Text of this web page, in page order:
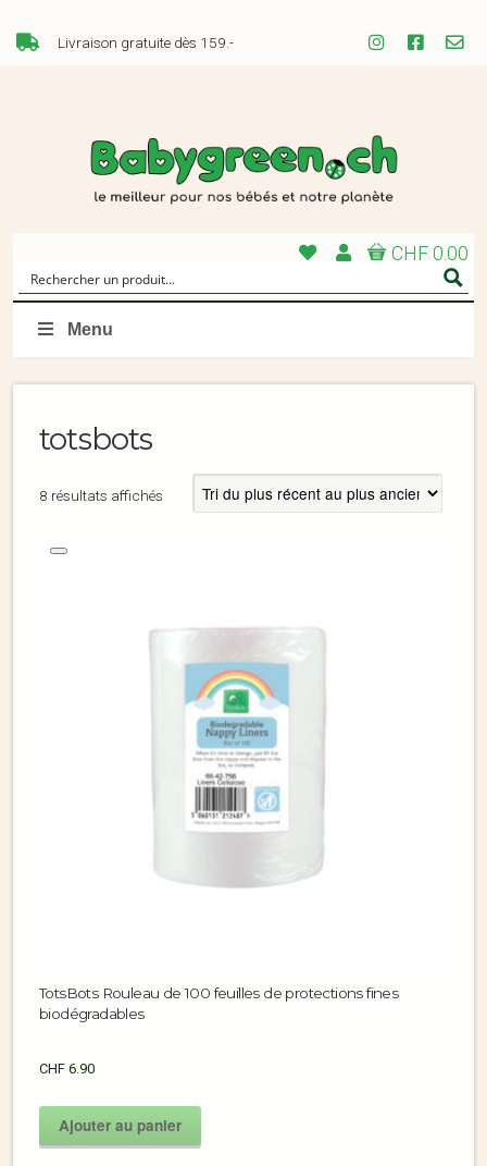
Livraison gratuite dès 159.-
CHF 0.00
Menu
totsbots
8 résultats affichés
TotsBots Rouleau de 100 feuilles de protections fines
biodégradables
CHF 6.90
Ajouter au panier